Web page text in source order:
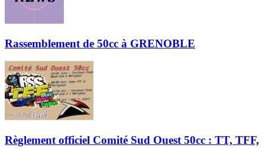
Rassemblement de 50cc à GRENOBLE
Règlement officiel Comité Sud Ouest 50cc : TT, TFF,